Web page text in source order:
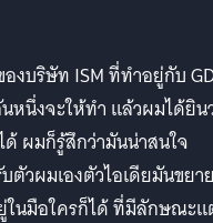
งบริษัท ISM ที่ทำอยู่กับ
หนึ่งจะให้ทำ แล้วผมได้ยิน
ผมก็รู้สึกว่ามันน่าสนใจ
ตัวผมเองตัวไอเดียมันขยา
ในมือใครก็ได้ ที่มีลักษณะ